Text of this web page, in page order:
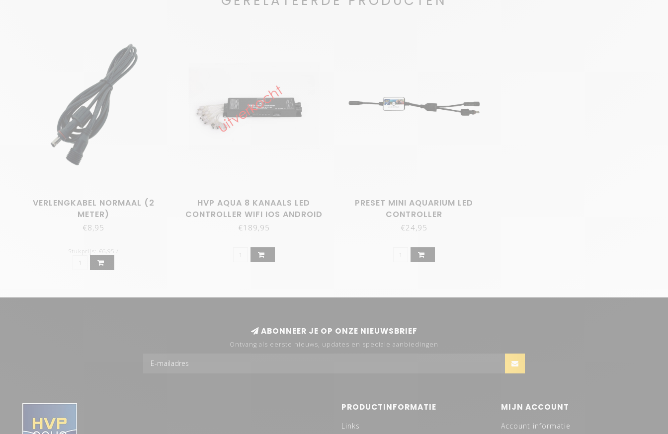
VERLENGKABEL NORMAAL (2
METER)
€8,95
Stukprijs: €6,95 /
HVP AQUA 8 KANAALS LED
CONTROLLER WIFI IOS ANDROID
€189,95
PRESET MINI AQUARIUM LED
CONTROLLER
€24,95
ABONNEER JE OP ONZE NIEUWSBRIEF
Ontvang als eerste nieuws, updates en speciale aanbiedingen
PRODUCTINFORMATIE
Links
MIJN ACCOUNT
Account informatie